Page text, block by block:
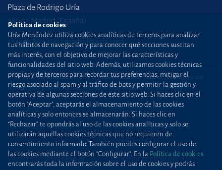
Plaza de Rodrigo Uría
28002 Madrid (España)
+34 915 860 400 madrid@uria.com
Uría Menéndez Abogados, S.L.P. | Registro Mercantil de Madrid, Tomo 24490 del
Libro de Inscripciones Folio 42, Sección 8, Hoja M-43976. NIF: B28563963
Mapa web Política de cookies
Política de privacidad
Política de Seguridad de la
Información
Protección contraphishing
Condiciones generales de
Política de cookies
Uría Menéndez utiliza cookies analíticas de terceros para analizar
tus hábitos de navegación y para conocer qué secciones suscitan
más interés, con el objetivo de mejorar las características y
funcionalidades del sitio web. Además, utilizamos cookies técnicas
propias y de terceros para recordar tus preferencias, mitigar el
riesgo asociado al spam y al tráfico de bots y permitir la gestión y
operativa de algunas secciones de este sitio web. Si haces clic en el
botón "Aceptar", aceptarás el almacenamiento de las cookies
analíticas y solo entonces se almacenarán. Si haces clic en
“Rechazar” te opondrás al uso de las cookies analíticas y solo se
utilizarán aquellas cookies técnicas que no requieren de
consentimiento informado. También puedes configurar el uso de
las cookies mediante el botón "Configurar". En la Política de cookies
encontrarás toda la información sobre el uso de cookies y podrás